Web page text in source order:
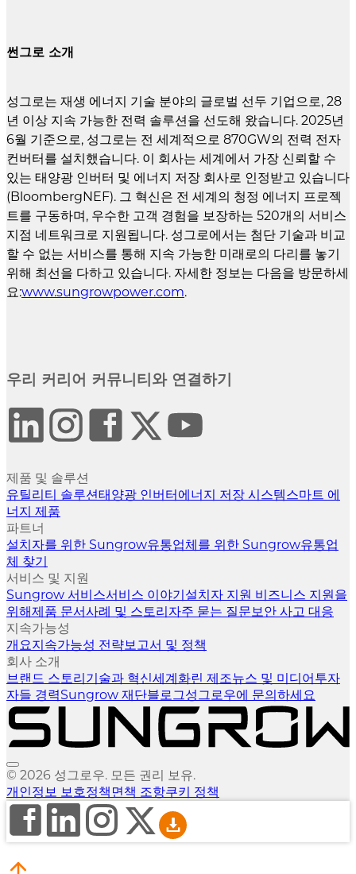
썬그로 소개
성그로는 재생 에너지 기술 분야의 글로벌 선두 기업으로, 28
년 이상 지속 가능한 전력 솔루션을 선도해 왔습니다. 2025년
6월 기준으로, 성그로는 전 세계적으로 870GW의 전력 전자
컨버터를 설치했습니다. 이 회사는 세계에서 가장 신뢰할 수
있는 태양광 인버터 및 에너지 저장 회사로 인정받고 있습니다
(BloombergNEF). 그 혁신은 전 세계의 청정 에너지 프로젝
트를 구동하며, 우수한 고객 경험을 보장하는 520개의 서비스
지점 네트워크로 지원됩니다. 성그로에서는 첨단 기술과 비교
할 수 없는 서비스를 통해 지속 가능한 미래로의 다리를 놓기
위해 최선을 다하고 있습니다. 자세한 정보는 다음을 방문하세
요:www.sungrowpower.com.
우리 커리어 커뮤니티와 연결하기
제품 및 솔루션
유틸리티 솔루션태양광 인버터에너지 저장 시스템스마트 에
너지 제품
파트너
설치자를 위한 Sungrow유통업체를 위한 Sungrow유통업
체 찾기
서비스 및 지원
Sungrow 서비스서비스 이야기설치자 지원 비즈니스 지원을
위해제품 문서사례 및 스토리자주 묻는 질문 보안 사고 대응
지속가능성
개요지속가능성 전략보고서 및 정책
회사 소개
브랜드 스토리기술과 혁신세계화린 제조뉴스 및 미디어투자
자들 경력Sungrow 재단블로그성그로우에 문의하세요
© 2026 성그로우. 모든 권리 보유.
개인정보 보호정책 면책 조항쿠키 정책